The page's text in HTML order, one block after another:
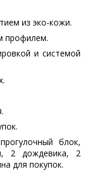
из эко-кожи.
профилем.
и системой
блок,
2 дождевика, 2
для покупок.